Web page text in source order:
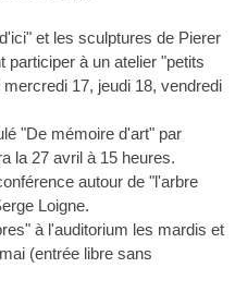
et les sculptures de Pierer
participer à un atelier "petits
17, jeudi 18, vendredi
"De mémoire d'art" par
la 27 avril à 15 heures.
autour de "l'arbre
Loigne.
à l'auditorium les mardis et
(entrée libre sans